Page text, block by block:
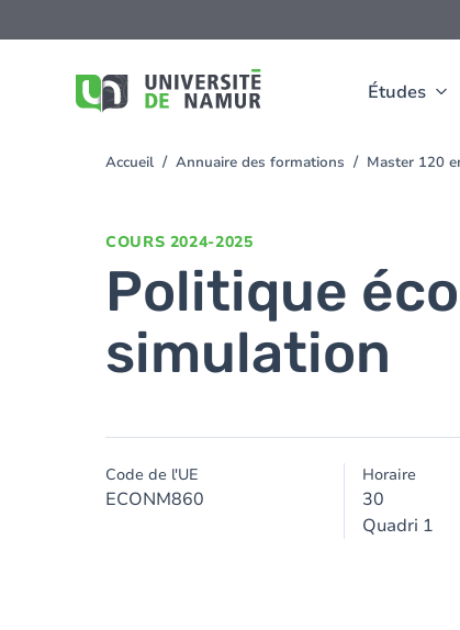
Études
au
You
Accueil Annuaire des formations Master 120
COURS 2024-2025
Politique
simulation
Code de l'UE
ECONM860
Horaire
30
Quadri 1